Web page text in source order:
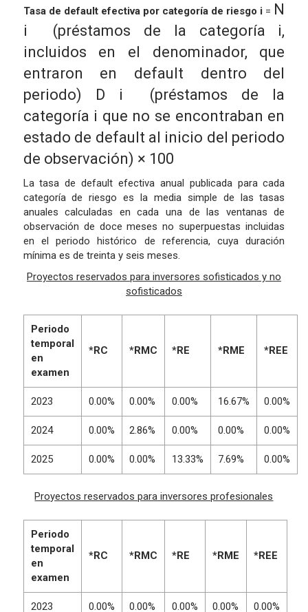
Tasa de default efectiva por categoría de riesgo i = N
i
(préstamos de la categoría i,
incluidos en el denominador, que
entraron en default dentro del
periodo)
D i
(préstamos de la
categoría i que no se encontraban en
estado de default al inicio del periodo
de observación) × 100
La tasa de default efectiva anual publicada para cada
categoría de riesgo es la media simple de las tasas
anuales calculadas en cada una de las ventanas de
observación de doce meses no superpuestas incluidas
en el periodo histórico de referencia, cuya duración
mínima es de treinta y seis meses.
Proyectos reservados para inversores sofisticados y no
sofisticados
Periodo
temporal
en
examen
*RC *RMC *RE *RME *REE
2023 0.00% 0.00% 0.00% 16.67% 0.00%
2024 0.00% 2.86% 0.00% 0.00% 0.00%
2025 0.00% 0.00% 13.33% 7.69% 0.00%
Proyectos reservados para inversores profesionales
Periodo
temporal
en
examen
*RC *RMC *RE *RME *REE
2023 0.00% 0.00% 0.00% 0.00% 0.00%